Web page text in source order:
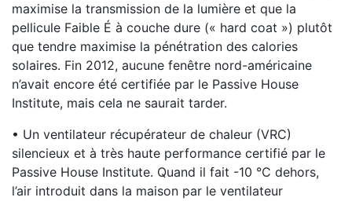
maximise la transmission de la lumière et que la
pellicule Faible É à couche dure (« hard coat ») plutôt
que tendre maximise la pénétration des calories
solaires. Fin 2012, aucune fenêtre nord-américaine
n’avait encore été certifiée par le Passive House
Institute, mais cela ne saurait tarder.
• Un ventilateur récupérateur de chaleur (VRC)
silencieux et à très haute performance certifié par le
Passive House Institute. Quand il fait -10 °C dehors,
l’air introduit dans la maison par le ventilateur